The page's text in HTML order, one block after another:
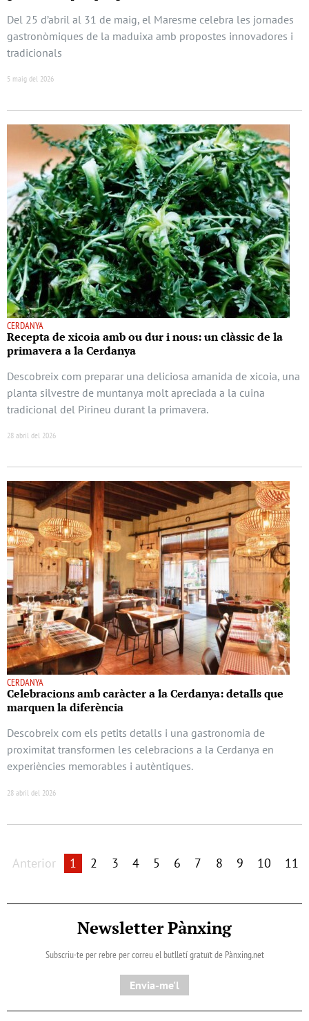
Del 25 d’abril al 31 de maig, el Maresme celebra les jornades
gastronòmiques de la maduixa amb propostes innovadores i
tradicionals
5 maig del 2026
CERDANYA
Recepta de xicoia amb ou dur i nous: un clàssic de la
primavera a la Cerdanya
Descobreix com preparar una deliciosa amanida de xicoia, una
planta silvestre de muntanya molt apreciada a la cuina
tradicional del Pirineu durant la primavera.
28 abril del 2026
CERDANYA
Celebracions amb caràcter a la Cerdanya: detalls que
marquen la diferència
Descobreix com els petits detalls i una gastronomia de
proximitat transformen les celebracions a la Cerdanya en
experiències memorables i autèntiques.
28 abril del 2026
Anterior 1 2 3 4 5 6 7 8 9 10 11
Newsletter Pànxing
Subscriu-te per rebre per correu el butlletí gratuït de Pànxing.net​
Envia-me'l